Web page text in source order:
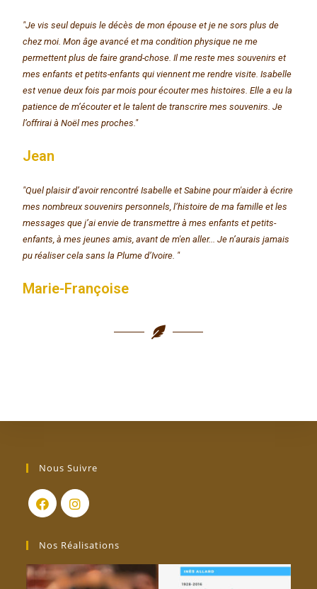
"Je vis seul depuis le décès de mon épouse et je ne sors plus de
chez moi. Mon âge avancé et ma condition physique ne me
permettent plus de faire grand-chose. Il me reste mes souvenirs et
mes enfants et petits-enfants qui viennent me rendre visite. Isabelle
est venue deux fois par mois pour écouter mes histoires. Elle a eu la
patience de m’écouter et le talent de transcrire mes souvenirs. Je
l’offrirai à Noël mes proches."
Jean
"Quel plaisir d’avoir rencontré Isabelle et Sabine pour m'aider à écrire
mes nombreux souvenirs personnels, l’histoire de ma famille et les
messages que j’ai envie de transmettre à mes enfants et petits-
enfants, à mes jeunes amis, avant de m'en aller... Je n’aurais jamais
pu réaliser cela sans la Plume d’Ivoire. "
Marie-Françoise
Nous Suivre
Nos Réalisations